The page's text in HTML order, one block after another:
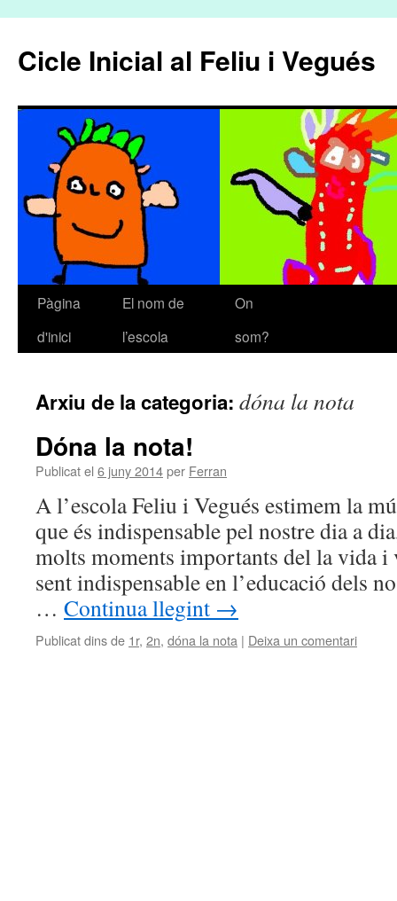
Cicle Inicial al Feliu i Vegués
Vés
Pàgina
d'inici
El nom de
l’escola
On
som?
Arxiu de la categoria: dóna la nota
Dóna la nota!
Publicat el 6 juny 2014per Ferran
A l’escola Feliu i Vegués estimem la
que és indispensable pel nostre dia a
molts moments importants del la vida
sent indispensable en l’educació dels
… Continua llegint →
Publicat dins de 1r, 2n, dóna la nota | Deixa un comentari